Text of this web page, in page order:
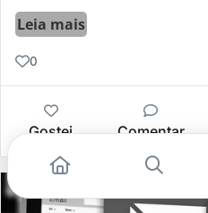
Leia mais
0
Gostei Comentar